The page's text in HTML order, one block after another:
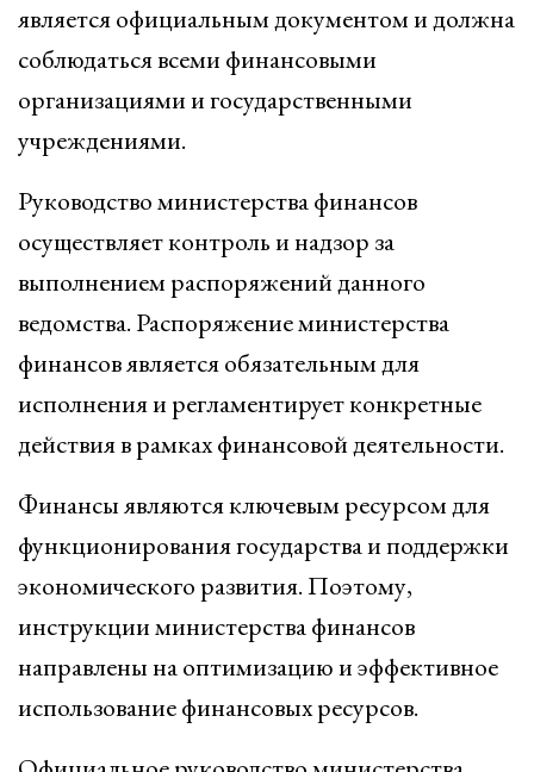
является официальным документом и должна
соблюдаться всеми финансовыми
организациями и государственными
учреждениями.
Руководство министерства финансов
осуществляет контроль и надзор за
выполнением распоряжений данного
ведомства. Распоряжение министерства
финансов является обязательным для
исполнения и регламентирует конкретные
действия в рамках финансовой деятельности.
Финансы являются ключевым ресурсом для
функционирования государства и поддержки
экономического развития. Поэтому,
инструкции министерства финансов
направлены на оптимизацию и эффективное
использование финансовых ресурсов.